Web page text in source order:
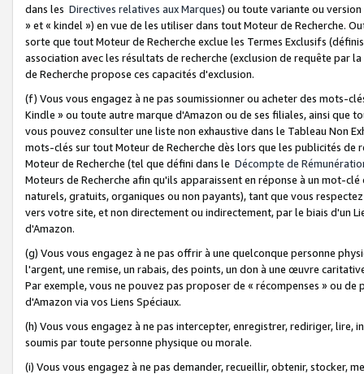
dans les Directives relatives aux Marques) ou toute variante ou
» et « kindel ») en vue de les utiliser dans tout Moteur de Recherche.
sorte que tout Moteur de Recherche exclue les Termes Exclusifs
association avec les résultats de recherche (exclusion de requête
de Recherche propose ces capacités d'exclusion.
(f) Vous vous engagez à ne pas soumissionner ou acheter des mots-
Kindle » ou toute autre marque d'Amazon ou de ses filiales, ainsi que
vous pouvez consulter une liste non exhaustive dans le Tableau Non
mots-clés sur tout Moteur de Recherche dès lors que les publicités de
Moteur de Recherche (tel que défini dans le Décompte de
Moteurs de Recherche afin qu'ils apparaissent en réponse à un mot-
naturels, gratuits, organiques ou non payants), tant que vous
vers votre site, et non directement ou indirectement, par le biais d'un
d'Amazon.
(g) Vous vous engagez à ne pas offrir à une quelconque personne
l'argent, une remise, un rabais, des points, un don à une œuvre
Par exemple, vous ne pouvez pas proposer de « récompenses » ou
d'Amazon via vos Liens Spéciaux.
(h) Vous vous engagez à ne pas intercepter, enregistrer, rediriger,
soumis par toute personne physique ou morale.
(i) Vous vous engagez à ne pas demander, recueillir, obtenir, stocker,